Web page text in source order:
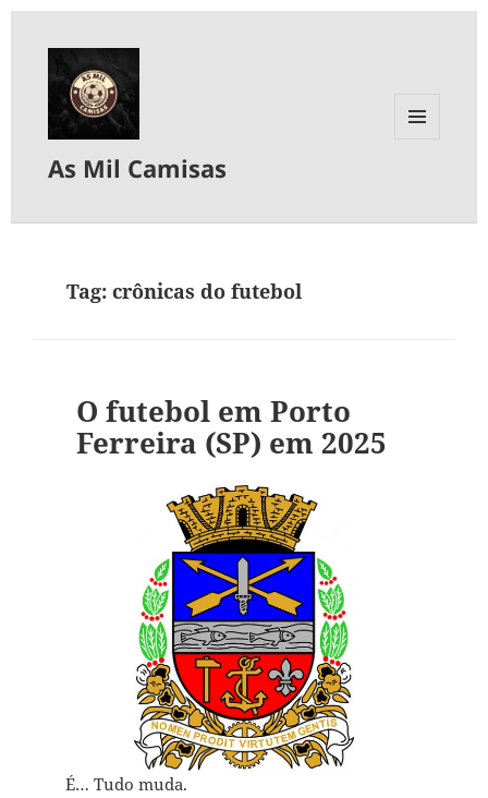
As Mil Camisas
Tag:crônicas do futebol
O futebol em Porto
Ferreira (SP) em 2025
É… Tudo muda.